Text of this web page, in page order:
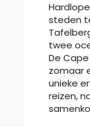
steden
twee
De
zomaar
unieke
reizen,